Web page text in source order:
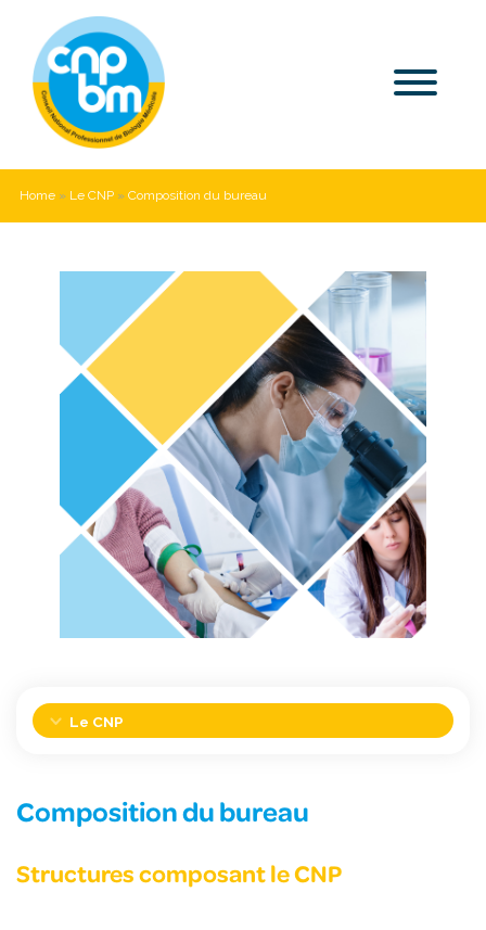
Home » Le CNP » Composition du bureau
Le CNP
Composition du bureau
Structures composant le CNP